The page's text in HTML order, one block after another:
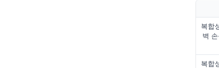
복합
벽
복합